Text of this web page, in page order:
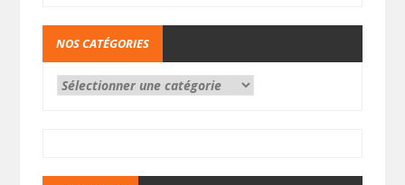
NOS CATÉGORIES